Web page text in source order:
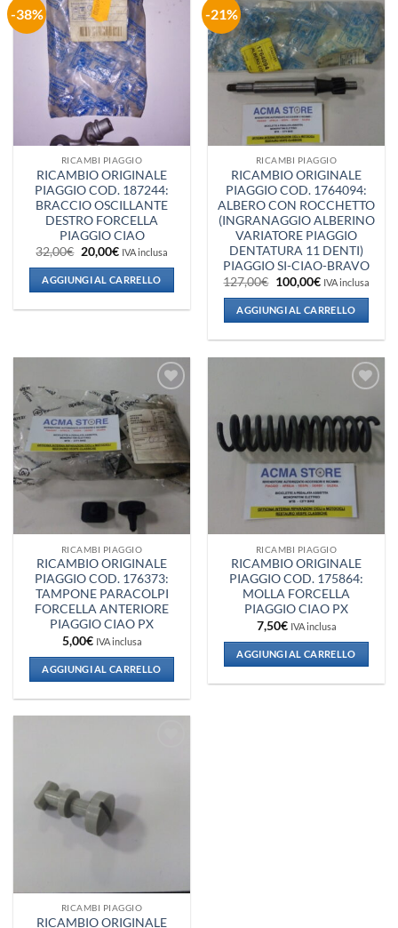
-38%
Aggiungi
alla lista
desideri
RICAMBI PIAGGIO
RICAMBIO ORIGINALE
PIAGGIO COD. 187244:
BRACCIO OSCILLANTE
DESTRO FORCELLA
PIAGGIO CIAO
32,00€ Il
prezzo
originale
era:
32,00€.
20,00€Il
attuale
è:
20,00€.
IVA inclusa
AGGIUNGI AL CARRELLO
-21%
Aggiungi
alla lista
dei
desideri
RICAMBI PIAGGIO
RICAMBIO ORIGINALE
PIAGGIO COD. 1764094:
ALBERO CON ROCCHETTO
(INGRANAGGIO ALBERINO
VARIATORE PIAGGIO
DENTATURA 11 DENTI)
PIAGGIO SI-CIAO-BRAVO
127,00€ Il
prezzo
originale
era:
127,00€.
100,00€Il
attuale
è:
100,00€.
IVA inclusa
AGGIUNGI AL CARRELLO
Aggiungi
alla lista
dei
desideri
RICAMBI PIAGGIO
RICAMBIO ORIGINALE
PIAGGIO COD. 176373:
TAMPONE PARACOLPI
FORCELLA ANTERIORE
PIAGGIO CIAO PX
5,00€ IVA inclusa
AGGIUNGI AL CARRELLO
alla lista
dei
desideri
RICAMBI PIAGGIO
RICAMBIO ORIGINALE
PIAGGIO COD. 175864:
MOLLA FORCELLA
PIAGGIO CIAO PX
7,50€ IVA inclusa
AGGIUNGI AL CARRELLO
RICAMBI PIAGGIO
RICAMBIO ORIGINALE